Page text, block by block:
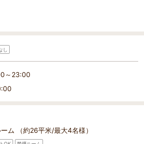
～23:00
ム （約26平米/最大4名様）